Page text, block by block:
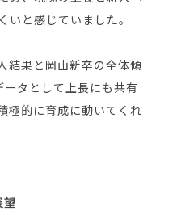
と感じていました。
結果と岡山新卒の全体傾
タとして上長にも共有
極的に育成に動いてくれ
望